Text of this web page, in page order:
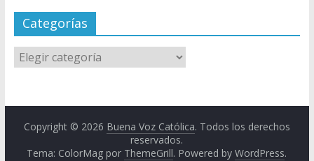
Categorías
Copyright © 2026 Buena Voz Católica. Todos los derechos
reservados.
Tema: ColorMag por ThemeGrill. Powered byWordPress.